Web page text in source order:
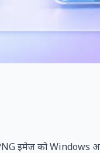
इमेज को Windows